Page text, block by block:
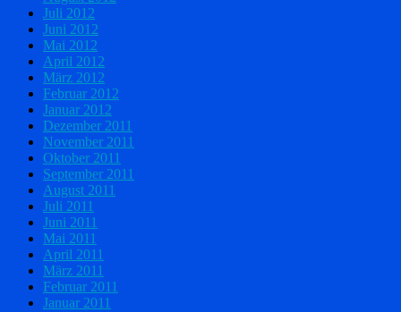
Juli 2012
Juni 2012
Mai 2012
April 2012
März 2012
Februar 2012
Januar 2012
Dezember 2011
November 2011
Oktober 2011
September 2011
August 2011
Juli 2011
Juni 2011
Mai 2011
April 2011
März 2011
Februar 2011
Januar 2011